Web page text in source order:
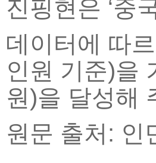
진핑현은 ‘중
데이터에 따
인원 기준)을
원)을 달성해
원문 출처: 인